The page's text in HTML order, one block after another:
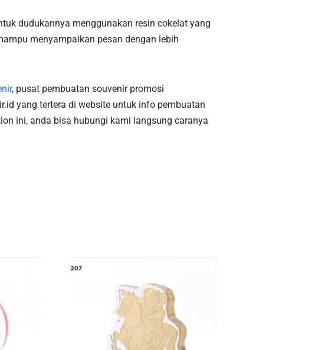
dudukannya menggunakan resin cokelat yang
menyampaikan pesan dengan lebih
, pusat pembuatan souvenir promosi
yang tertera di website untuk info pembuatan
ini, anda bisa hubungi kami langsung caranya